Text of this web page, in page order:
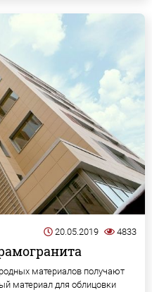
20.05.2019 4833
материалов получают
материал для облицовки